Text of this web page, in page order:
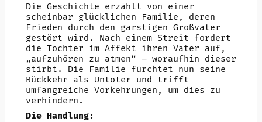
Die Geschichte erzählt von einer
scheinbar glücklichen Familie, deren
Frieden durch den garstigen Großvater
gestört wird. Nach einem Streit fordert
die Tochter im Affekt ihren Vater auf,
„aufzuhören zu atmen“ – woraufhin dieser
stirbt. Die Familie fürchtet nun seine
Rückkehr als Untoter und trifft
umfangreiche Vorkehrungen, um dies zu
verhindern.
Die Handlung: